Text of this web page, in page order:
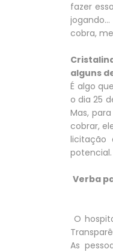
fazer
cobra,
alguns
É algo
o dia 25
Mas,
cobrar,
licitação
Verba
O
As